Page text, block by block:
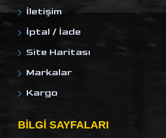
İletişim
İptal / İade
Site Haritası
Markalar
Kargo
BILGI SAYFALARI